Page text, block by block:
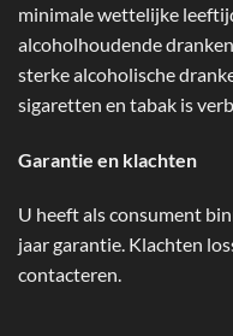
minimale wettelijke
alcoholhoudende
sterke alcoholische
sigaretten en tabak is
Garantie en klachten
U heeft als consument
jaar garantie. Klachten
contacteren.